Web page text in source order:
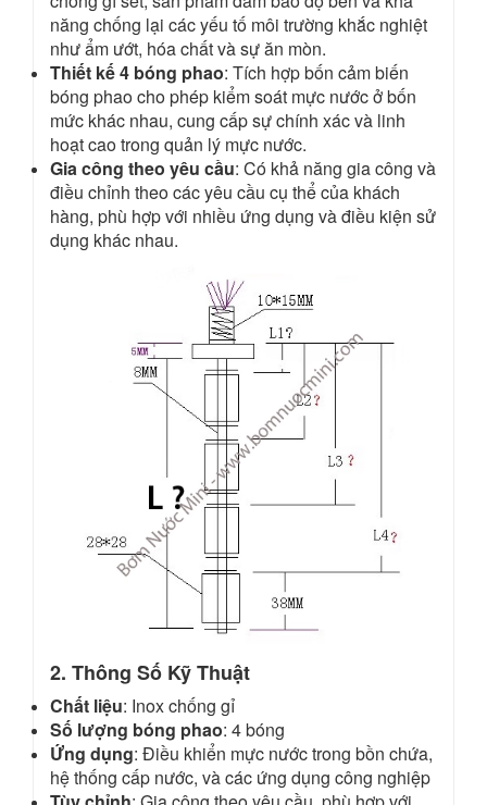
năng chống lại các yếu tố môi trường khắc nghiệt
như ẩm ướt, hóa chất và sự ăn mòn.
Thiết kế 4 bóng phao: Tích hợp bốn cảm biến
bóng phao cho phép kiểm soát mực nước ở bốn
mức khác nhau, cung cấp sự chính xác và linh
hoạt cao trong quản lý mực nước.
Gia công theo yêu cầu: Có khả năng gia công và
điều chỉnh theo các yêu cầu cụ thể của khách
hàng, phù hợp với nhiều ứng dụng và điều kiện sử
dụng khác nhau.
2. Thông Số Kỹ Thuật
Chất liệu: Inox chống gỉ
Số lượng bóng phao: 4 bóng
Ứng dụng: Điều khiển mực nước trong bồn chứa,
hệ thống cấp nước, và các ứng dụng công nghiệp